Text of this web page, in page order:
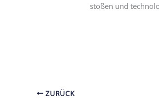
stoßen und
ZURÜCK